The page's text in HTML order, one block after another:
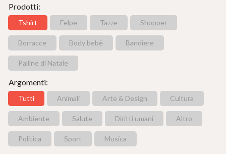
Prodotti:
Tshirt Felpe Tazze Shopper
Borracce Body bebè Bandiere
Palline di Natale
Argomenti:
Tutti Animali Arte & Design Cultura
Ambiente Salute Diritti umani Altro
Politica Sport Musica